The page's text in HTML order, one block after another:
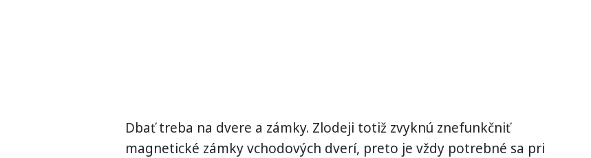
Dbať treba na dvere a zámky. Zlodeji totiž zvyknú znefunkčniť
magnetické zámky vchodových dverí, preto je vždy potrebné sa pri